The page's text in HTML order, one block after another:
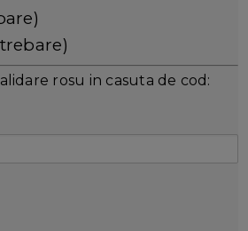
rosu in casuta de cod: